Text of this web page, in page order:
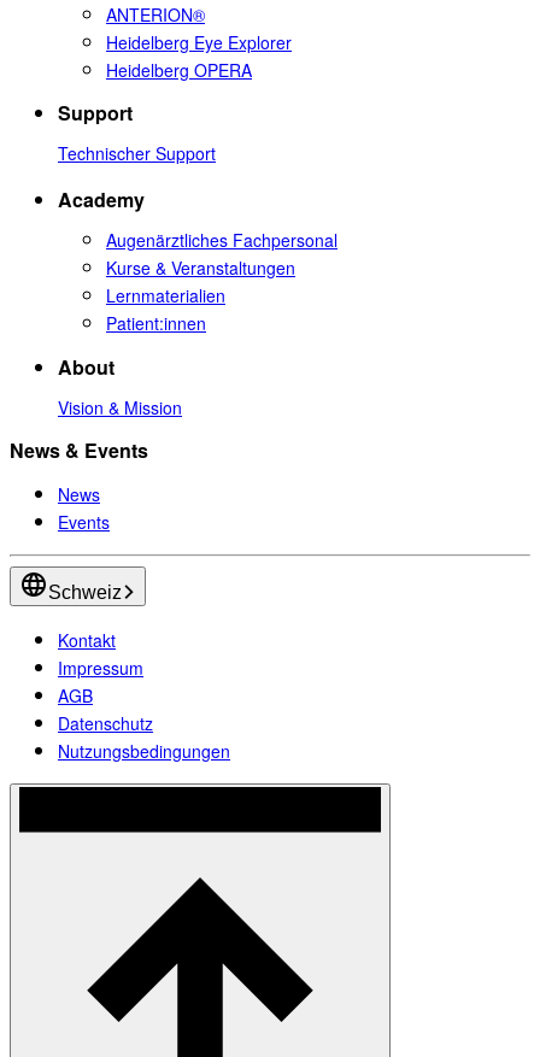
ANTERION®
Heidelberg Eye Explorer
Heidelberg OPERA
Support
Technischer Support
Academy
Augenärztliches Fachpersonal
Kurse & Veranstaltungen
Lernmaterialien
Patient:innen
About
Vision & Mission
News & Events
News
Events
Schweiz
Kontakt
Impressum
AGB
Datenschutz
Nutzungsbedingungen